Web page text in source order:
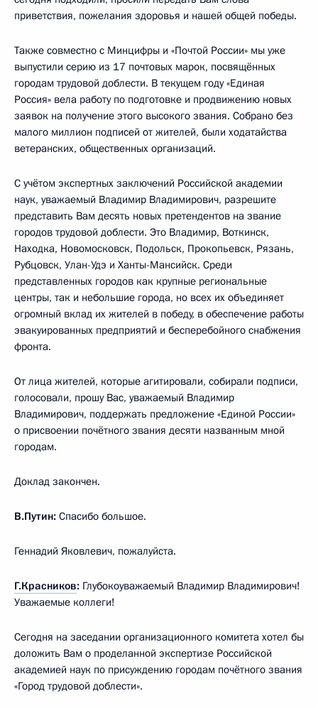
приветствия, пожелания здоровья и нашей общей победы.
Также совместно с Минцифры и «Почтой России» мы уже
выпустили серию из 17 почтовых марок, посвящённых
городам трудовой доблести. В текущем году «Единая
Россия» вела работу по подготовке и продвижению новых
заявок на получение этого высокого звания. Собрано без
малого миллион подписей от жителей, были ходатайства
ветеранских, общественных организаций.
С учётом экспертных заключений Российской академии
наук, уважаемый Владимир Владимирович, разрешите
представить Вам десять новых претендентов на звание
городов трудовой доблести. Это Владимир, Воткинск,
Находка, Новомосковск, Подольск, Прокопьевск, Рязань,
Рубцовск, Улан-Удэ и Ханты-Мансийск. Среди
представленных городов как крупные региональные
центры, так и небольшие города, но всех их объединяет
огромный вклад их жителей в победу, в обеспечение работы
эвакуированных предприятий и бесперебойного снабжения
фронта.
От лица жителей, которые агитировали, собирали подписи,
голосовали, прошу Вас, уважаемый Владимир
Владимирович, поддержать предложение «Единой России»
о присвоении почётного звания десяти названным мной
городам.
Доклад закончен.
В.Путин: Спасибо большое.
Геннадий Яковлевич, пожалуйста.
Г.Красников: Глубокоуважаемый Владимир Владимирович!
Уважаемые коллеги!
Сегодня на заседании организационного комитета хотел бы
доложить Вам о проделанной экспертизе Российской
академией наук по присуждению городам почётного звания
«Город трудовой доблести».